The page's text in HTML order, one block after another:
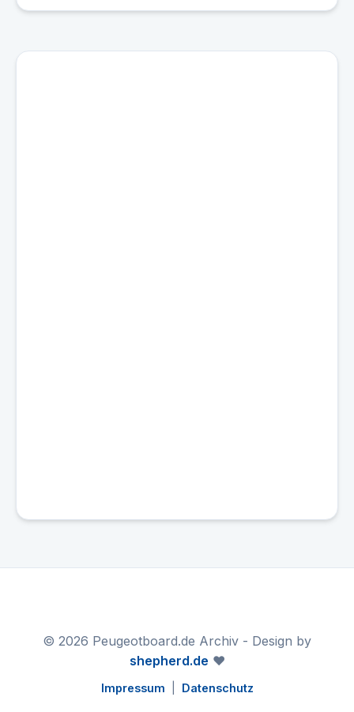
© 2026 Peugeotboard.de Archiv - Design by
shepherd.de ❤️
Impressum Datenschutz